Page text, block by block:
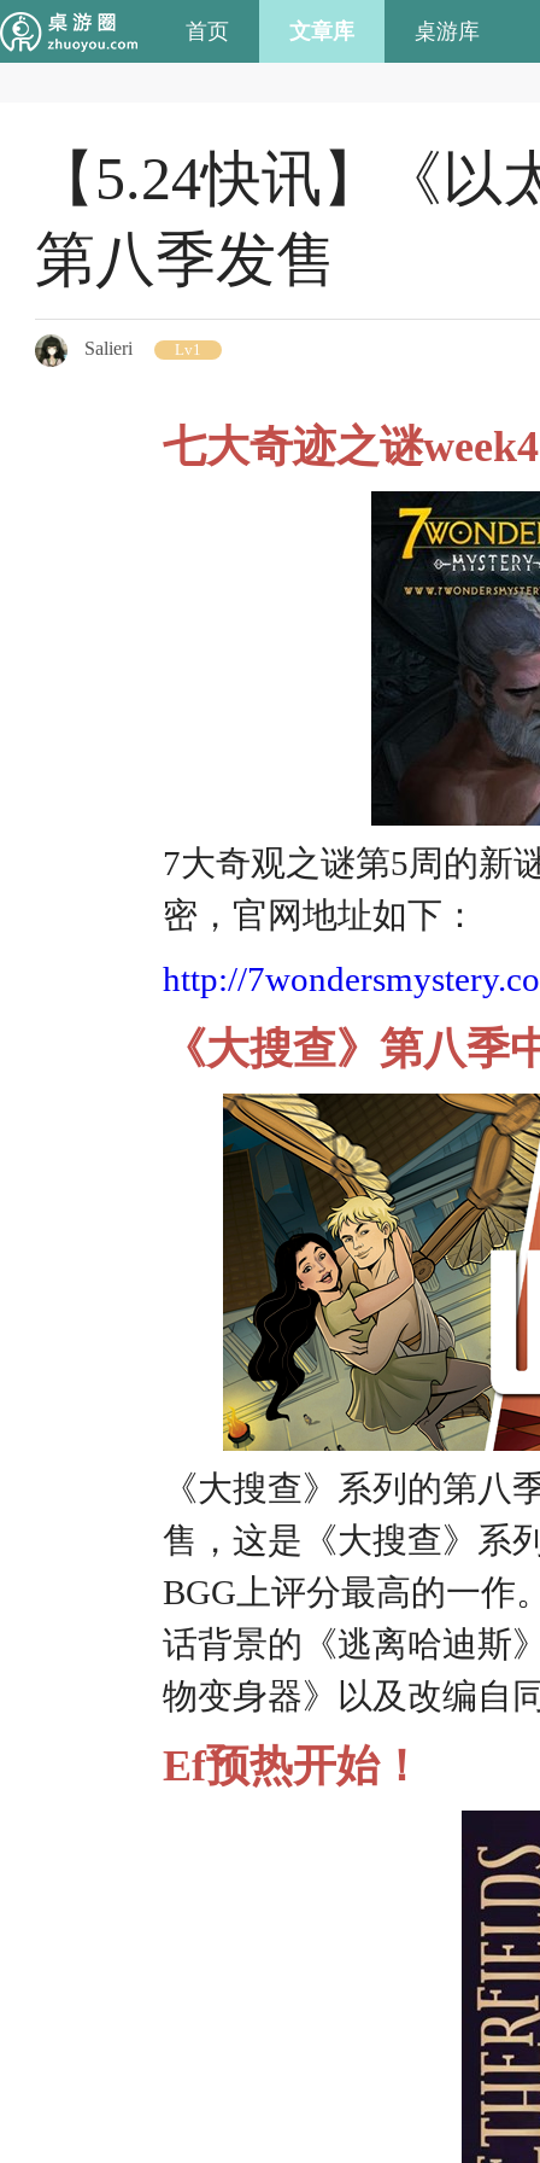
首页 文章库 桌游库
【5.24快讯】《
第八季发售
Salieri Lv1
七大奇迹之谜week4
7大奇观之谜第5周的新
密，官网地址如下：
http://
《大搜查》第八季
《大搜查》系列的第
售，这是《大搜查》系
BGG上评分最高的一作
话背景的《逃离哈迪斯
物变身器》以及改编自
Ef预热开始！